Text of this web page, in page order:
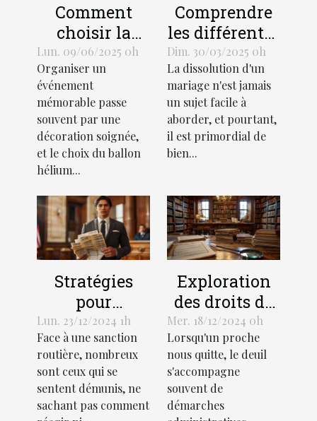
Comment
choisir la
taille et le
design d'un
ballon hélium
pour votre
événement
Lun. 09/06/2025 0h
Organiser un
événement
mémorable passe
souvent par une
décoration soignée,
et le choix du ballon
hélium...
Comprendre
les différentes
procédures de
divorce et
leurs impacts
Dim. 30/03/2025 0h
La dissolution d'un
mariage n'est jamais
un sujet facile à
aborder, et pourtant,
il est primordial de
bien...
Stratégies
pour
contester
efficacement
une amende
routière
Lun. 23/12/2024 1h
Face à une sanction
routière, nombreux
sont ceux qui se
sentent démunis, ne
sachant pas comment
Exploration
des droits de
succession et
héritage selon
la loi
française
Mer. 18/12/2024 0h
Lorsqu'un proche
nous quitte, le deuil
s'accompagne
souvent de
démarches